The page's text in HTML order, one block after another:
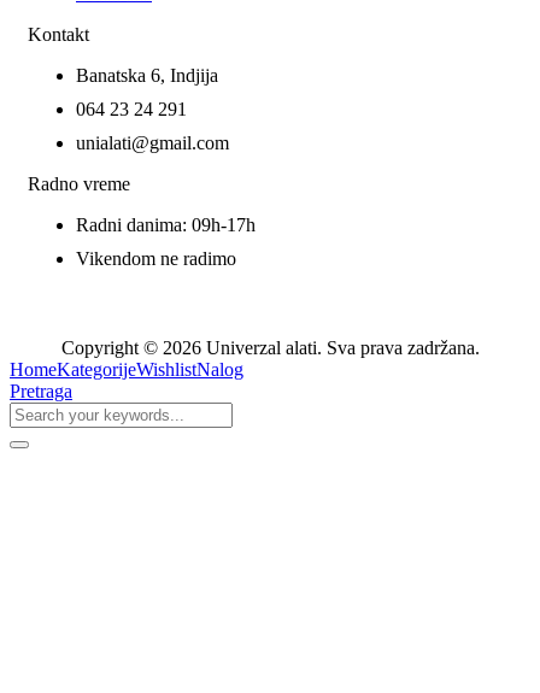
Kontakt
Banatska 6, Indjija
064 23 24 291
unialati@gmail.com
Radno vreme
Radni danima: 09h-17h
Vikendom ne radimo
Copyright © 2026 Univerzal alati. Sva prava zadržana.
HomeKategorijeWishlistNalog
Pretraga